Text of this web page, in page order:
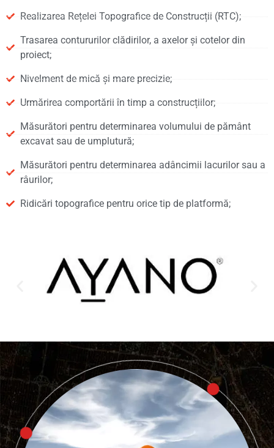
Realizarea Rețelei Topografice de Construcții (RTC);
Trasarea contururilor clădirilor, a axelor și cotelor din
proiect;
Nivelment de mică și mare precizie;
Urmărirea comportării în timp a construcțiilor;
Măsurători pentru determinarea volumului de pământ
excavat sau de umplutură;
Măsurători pentru determinarea adâncimii lacurilor sau a
râurilor;
Ridicări topografice pentru orice tip de platformă;